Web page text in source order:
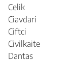
Celik
Ciavdari
Ciftci
Civilkaite
Dantas